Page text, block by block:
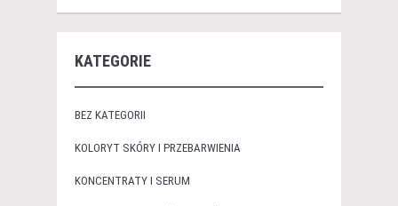
KATEGORIE
BEZ KATEGORII
KOLORYT SKÓRY I PRZEBARWIENIA
KONCENTRATY I SERUM